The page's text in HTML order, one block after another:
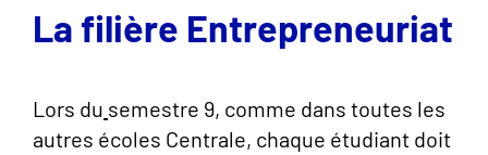
La filière Entrepreneuriat
Lors du semestre 9, comme dans toutes les
autres écoles Centrale, chaque étudiant doit